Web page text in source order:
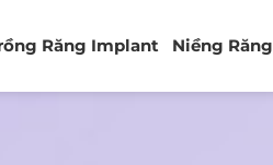
Răng Implant Niềng Răng